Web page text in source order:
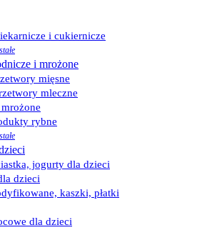
i cukiernicze
i mrożone
mięsne
mleczne
rybne
jogurty dla dzieci
dzieci
kaszki, płatki
dla dzieci